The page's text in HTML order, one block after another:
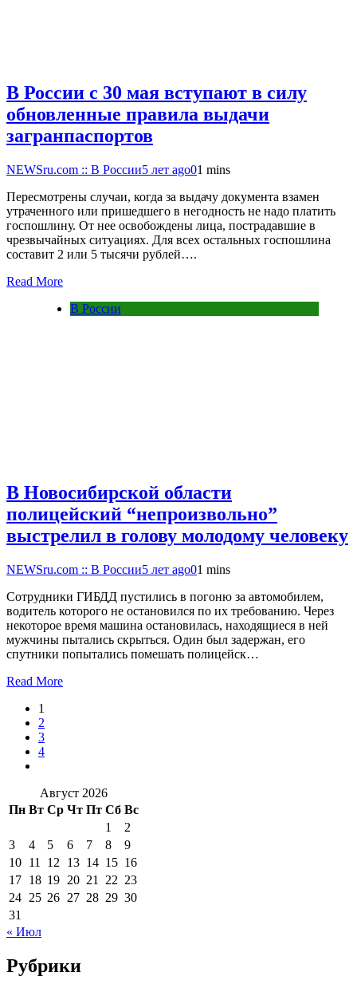
В России с 30 мая вступают в силу
обновленные правила выдачи
загранпаспортов
NEWSru.com :: В России5 лет ago01 mins
Пересмотрены случаи, когда за выдачу документа взамен
утраченного или пришедшего в негодность не надо платить
госпошлину. От нее освобождены лица, пострадавшие в
чрезвычайных ситуациях. Для всех остальных госпошлина
составит 2 или 5 тысячи рублей….
Read More
В России
В Новосибирской области
полицейский “непроизвольно”
выстрелил в голову молодому человеку
NEWSru.com :: В России5 лет ago01 mins
Сотрудники ГИБДД пустились в погоню за автомобилем,
водитель которого не остановился по их требованию. Через
некоторое время машина остановилась, находящиеся в ней
мужчины пытались скрыться. Один был задержан, его
спутники попытались помешать полицейск…
Read More
1
2
3
4
Август 2026
Пн Вт Ср Чт Пт Сб Вс
1
2
3
4 5 6 7 8
9
10 11 12 13 14 15 16
17 18 19 20 21 22 23
24 25 26 27 28 29 30
31
« Июл
Рубрики